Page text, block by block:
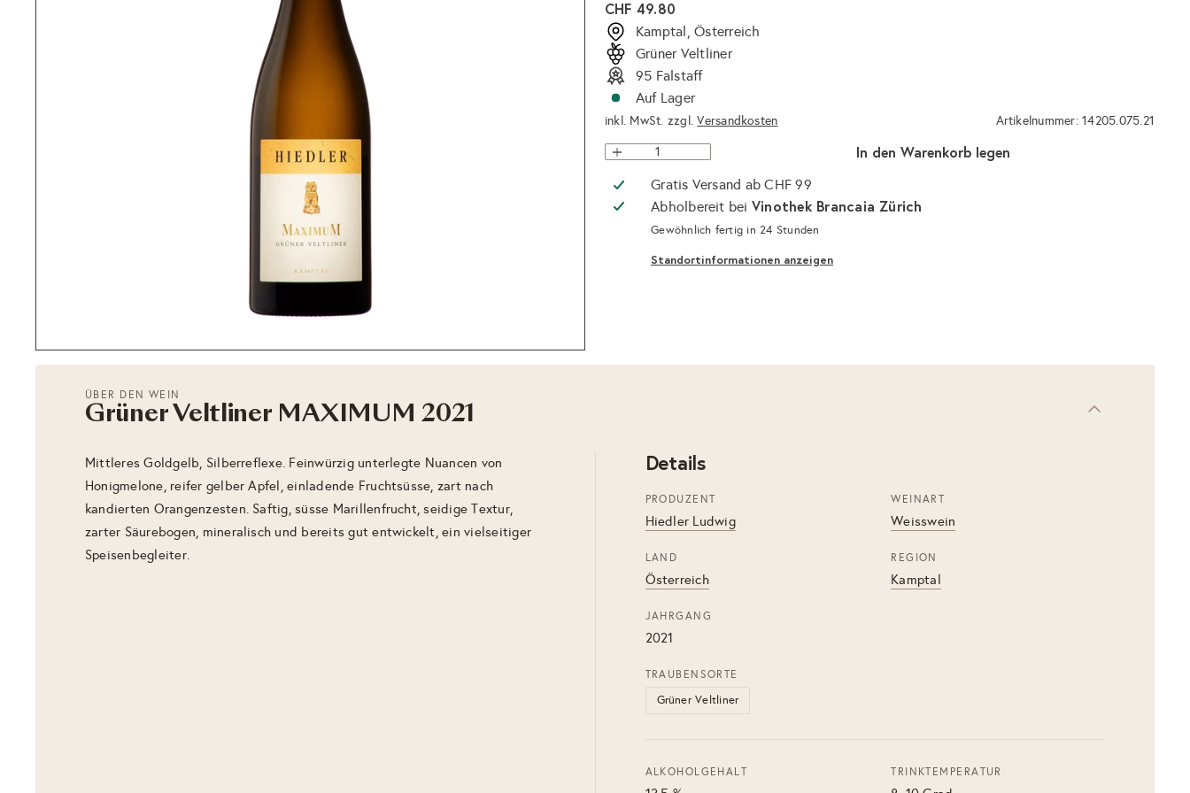
Normaler
Preis
CHF 49.80
Kamptal, Österreich
Grüner Veltliner
95 Falstaff
Auf Lager
inkl. MwSt. zzgl.Versandkosten Artikelnummer: 14205.075.21
In den Warenkorb legen
Gratis Versand ab CHF 99
Abholbereit bei Vinothek Brancaia Zürich
Gewöhnlich fertig in 24 Stunden
Standortinformationen anzeigen
ÜBER DEN WEIN
Grüner Veltliner MAXIMUM 2021
Mittleres Goldgelb, Silberreflexe. Feinwürzig unterlegte Nuancen von
Honigmelone, reifer gelber Apfel, einladende Fruchtsüsse, zart nach
kandierten Orangenzesten. Saftig, süsse Marillenfrucht, seidige Textur,
zarter Säurebogen, mineralisch und bereits gut entwickelt, ein vielseitiger
Speisenbegleiter.
Details
PRODUZENT
Hiedler Ludwig
WEINART
Weisswein
LAND
Österreich
REGION
Kamptal
JAHRGANG
2021
TRAUBENSORTE
Grüner Veltliner
ALKOHOLGEHALT TRINKTEMPERATUR